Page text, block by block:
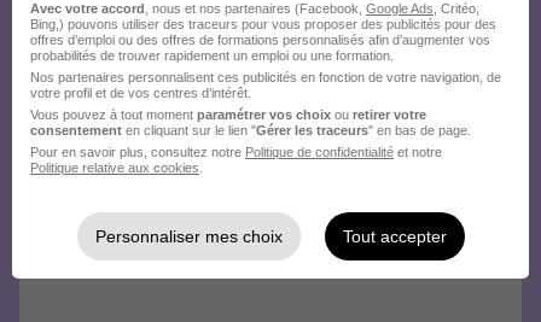
Avec votre accord , nous et nos partenaires (Facebook, Google Ads , Critéo,
Bing,) pouvons utiliser des traceurs pour vous proposer des publicités pour des
offres d’emploi ou des offres de formations personnalisés afin d’augmenter vos
probabilités de trouver rapidement un emploi ou une formation.
Nos partenaires personnalisent ces publicités en fonction de votre navigation, de
votre profil et de vos centres d’intérêt.
Vous pouvez à tout moment paramétrer vos choix ou retirer votre
consentement en cliquant sur le lien "Gérer les traceurs" en bas de page.
Pour en savoir plus, consultez notre Politique de confidentialité et notre
Politique relative aux cookies
Personnaliser mes choix Tout accepter